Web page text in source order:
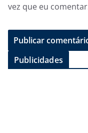
vez que eu
Publicidades